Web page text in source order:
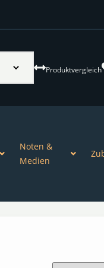
Produktvergleich
Noten &
Medien